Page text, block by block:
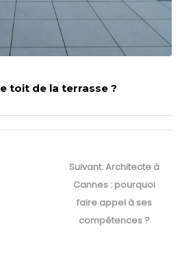
toit de la terrasse ?
Suivant:Next
post:
Architecte à
Cannes : pourquoi
faire appel à ses
compétences ?